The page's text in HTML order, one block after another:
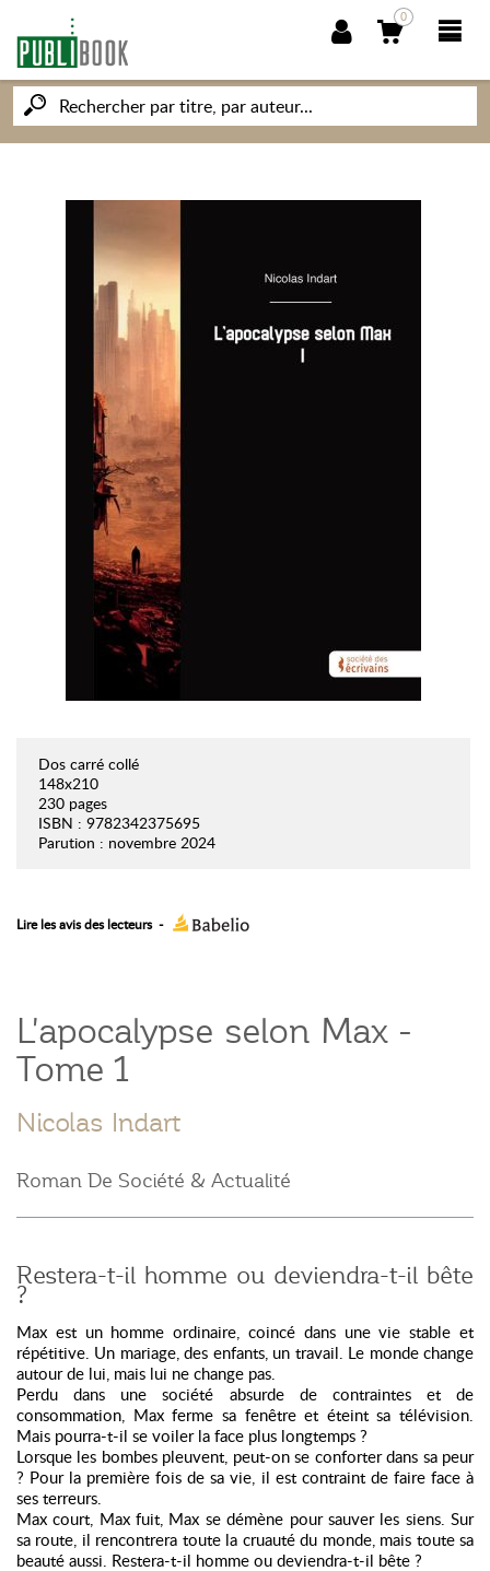
0
NOUVEAUTÉS
PUBLIBOOK
SOCIÉTÉ DES ÉCRIVAINS
CONNAISSANCES ET SAVOIRS
MON PETIT ÉDITEUR
Dos carré collé
148x210
230 pages
ISBN : 9782342375695
Parution : novembre 2024
Lire les avis des lecteurs -
L'apocalypse selon Max -
Tome 1
Nicolas Indart
Roman De Société & Actualité
Restera-t-il homme ou deviendra-t-il bête
?
Max est un homme ordinaire, coincé dans une vie stable et
répétitive. Un mariage, des enfants, un travail. Le monde change
autour de lui, mais lui ne change pas.
Perdu dans une société absurde de contraintes et de
consommation, Max ferme sa fenêtre et éteint sa télévision.
Mais pourra-t-il se voiler la face plus longtemps ?
Lorsque les bombes pleuvent, peut-on se conforter dans sa peur
? Pour la première fois de sa vie, il est contraint de faire face à
ses terreurs.
Max court, Max fuit, Max se démène pour sauver les siens. Sur
sa route, il rencontrera toute la cruauté du monde, mais toute sa
beauté aussi. Restera-t-il homme ou deviendra-t-il bête ?